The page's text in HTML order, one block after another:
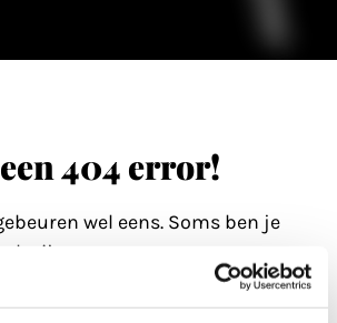
404 error!
wel eens. Soms ben je
kwijt.